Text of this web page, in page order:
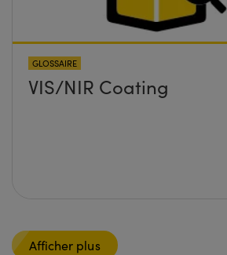
GLOSSAIRE
VIS/NIR Coating
Afficher plus